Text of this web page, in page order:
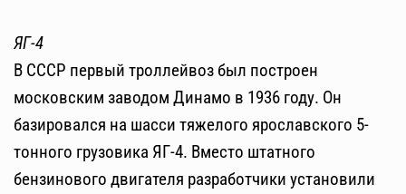
ЯГ-4
В СССР первый троллейвоз был построен
московским заводом Динамо в 1936 году. Он
базировался на шасси тяжелого ярославского 5-
тонного грузовика ЯГ-4. Вместо штатного
бензинового двигателя разработчики установили